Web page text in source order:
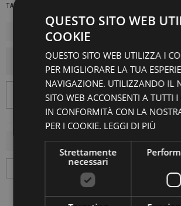
TASSE INCLUSE
AGGIUNGI AL CARRELLO
QUESTO SITO WEB
COOKIE
QUESTO SITO WEB UTILIZZA I
PER MIGLIORARE LA TUA
NAVIGAZIONE. UTILIZZANDO IL
SITO WEB ACCONSENTI A TUTTI I
IN CONFORMITÀ CON LA
PER I COOKIE. LEGGI DI PIÙ
Strettamente
necessari